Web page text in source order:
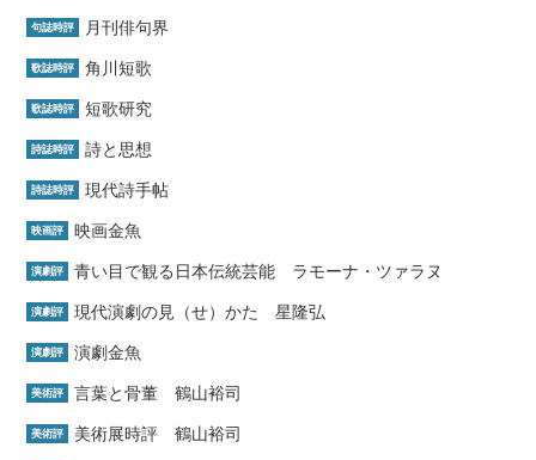
句誌時評 月刊俳句界
歌誌時評 角川短歌
歌誌時評 短歌研究
詩誌時評 詩と思想
詩誌時評 現代詩手帖
映画評 映画金魚
演劇評 青い目で観る日本伝統芸能 ラモーナ・ツァラヌ
演劇評 現代演劇の見（せ）かた 星隆弘
演劇評 演劇金魚
美術評 言葉と骨董 鶴山裕司
美術評 美術展時評 鶴山裕司